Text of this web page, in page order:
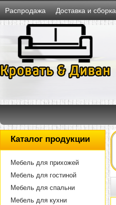
Распродажа Доставка и сборка
Каталог продукции
Мебель для прихожей
Мебель для гостиной
Мебель для спальни
Мебель для кухни